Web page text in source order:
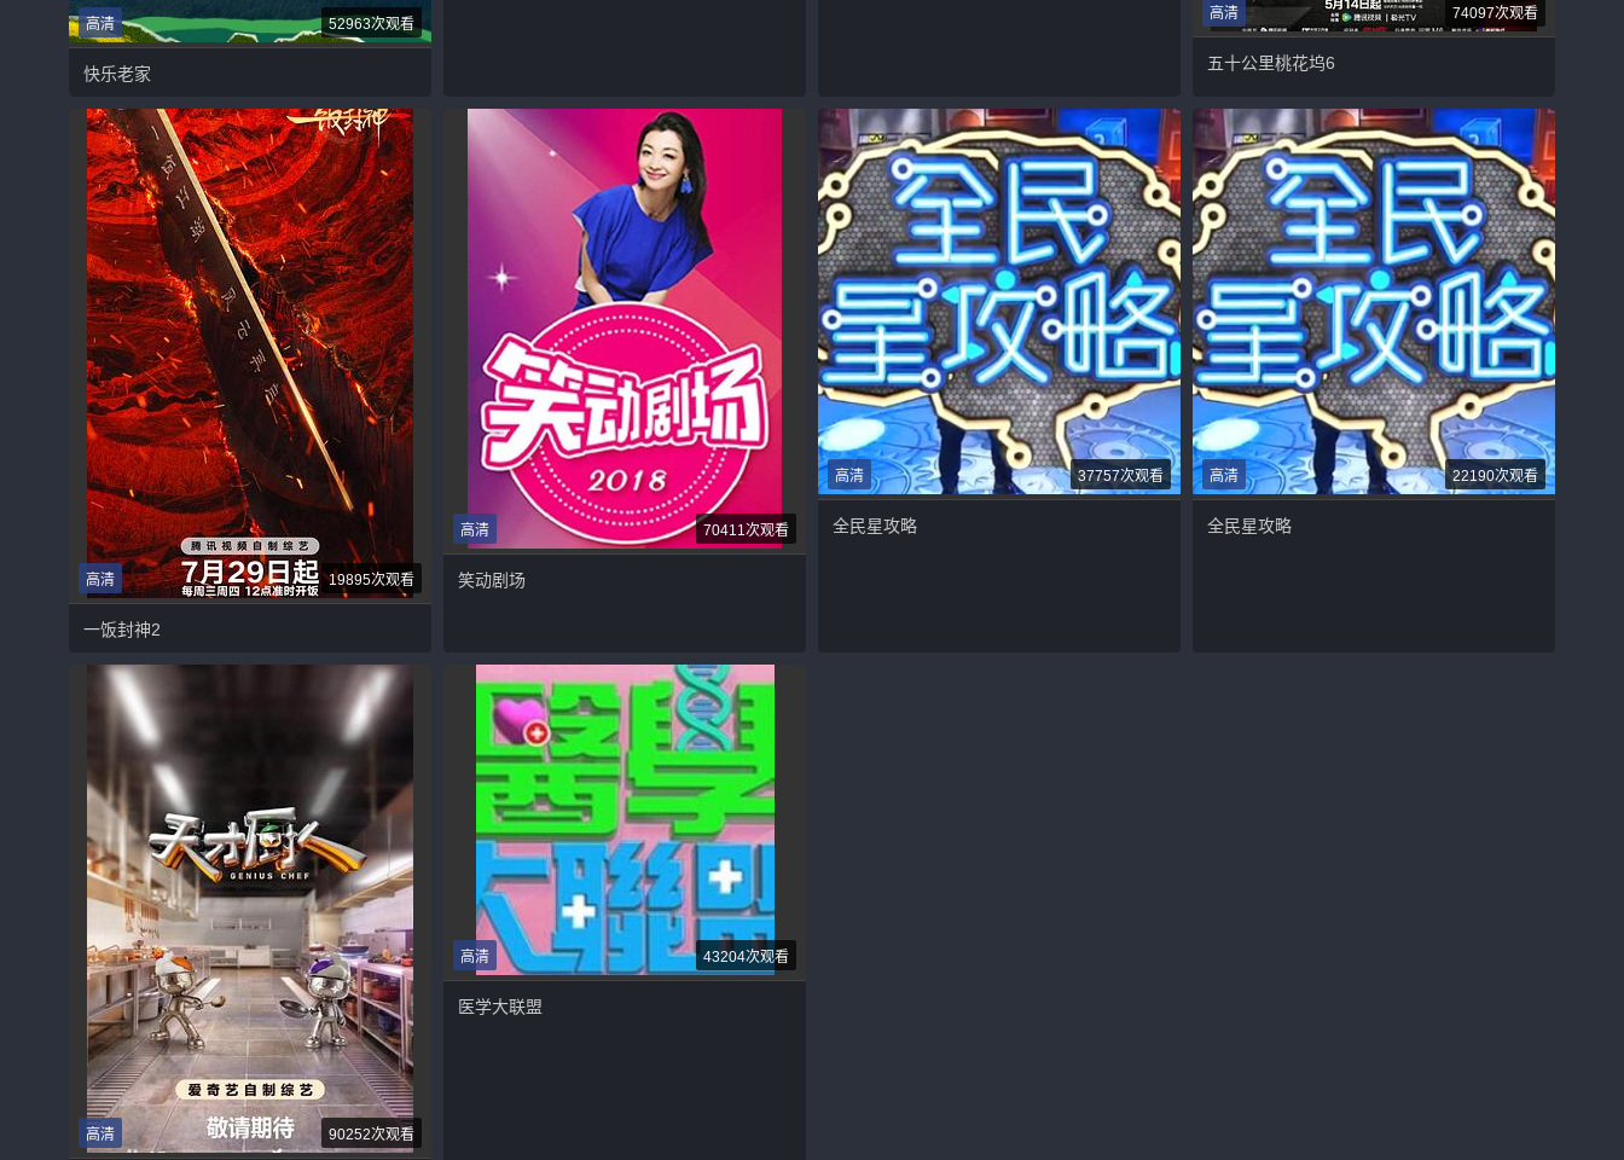
高清 52963次观看
快乐老家
高清 74097次观看
五十公里桃花坞6
高清 19895次观看
一饭封神2
高清 70411次观看
笑动剧场
高清 37757次观看
全民星攻略
高清 22190次观看
全民星攻略
高清 90252次观看
高清 43204次观看
医学大联盟